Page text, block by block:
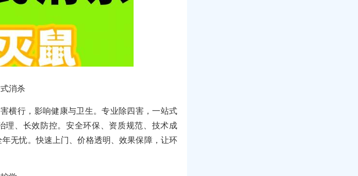
消杀
横行，影响健康与卫生。专业除四害，一站式
理、长效防控。安全环保、资质规范、技术成
无忧。快速上门、价格透明、效果保障，让环